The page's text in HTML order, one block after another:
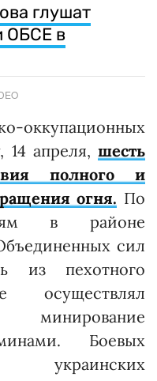
глушат
ОБСЕ в
апреля, шесть
полного и
огня. По
в районе
сил
из пехотного
Боевых